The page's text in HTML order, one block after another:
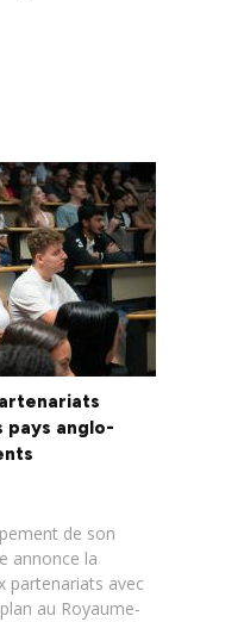
pays anglo-
de son
annonce la
partenariats avec
au Royaume-